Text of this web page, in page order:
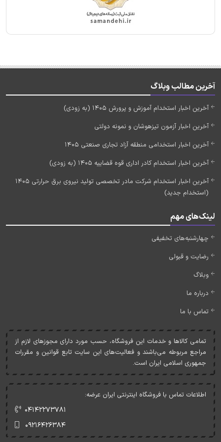
آخرین مطالب وبلاگ
آخرین اخبار استخدام آموزش و پرورش 1405 (به زودی)
آخرین اخبار آزمون تیزهوشان و نمونه دولتی
آخرین اخبار استخدامی منطقه آزاد تجاری صنعتی 1405
آخرین اخبار استخدام کادر اداری قوه قضاییه 1405 (به زودی)
آخرین اخبار استخدام شرکت مادر تخصصی تولید نیروی برق حرارتی 1405
(استخدام جدید)
لینک‌های مهم
چهارشنبه‌های تخفیفی
رضایت و قبولی
وبلاگ
درباره ما
تماس با ما
تمامی کالاها و خدمات اين فروشگاه، حسب مورد دارای مجوزهای لازم از
مراجع مربوطه می‌باشند و فعاليت‌های اين سايت تابع قوانين و مقررات
جمهوری اسلامی ايران است.
اطلاعات تماس با فروشگاه اینترنتی ایران عرضه:
۰۴۱۴۲۲۷۳۷۸۱
۰۹۲۱۶۴۲۶۳۸۴